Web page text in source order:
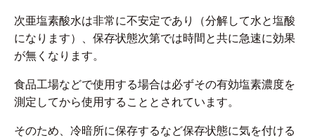
次亜塩素酸水は非常に不安定であり（分解して水と塩酸
になります）、保存状態次第では時間と共に急速に効果
が無くなります。
食品工場などで使用する場合は必ずその有効塩素濃度を
測定してから使用することとされています。
そのため、冷暗所に保存するなど保存状態に気を付ける